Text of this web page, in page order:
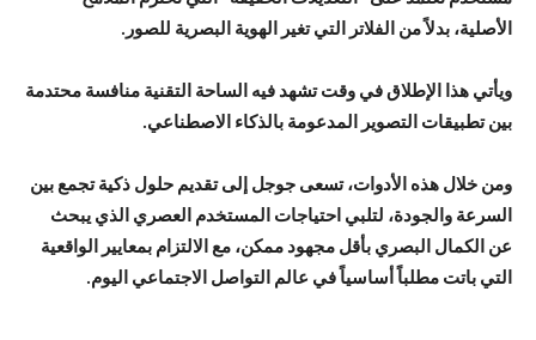
الأصلية، بدلاً من الفلاتر التي تغير الهوية البصرية للصور.
ويأتي هذا الإطلاق في وقت تشهد فيه الساحة التقنية منافسة محتدمة
بين تطبيقات التصوير المدعومة بالذكاء الاصطناعي.
ومن خلال هذه الأدوات، تسعى جوجل إلى تقديم حلول ذكية تجمع بين
السرعة والجودة، لتلبي احتياجات المستخدم العصري الذي يبحث
عن الكمال البصري بأقل مجهود ممكن، مع الالتزام بمعايير الواقعية
التي باتت مطلباً أساسياً في عالم التواصل الاجتماعي اليوم.